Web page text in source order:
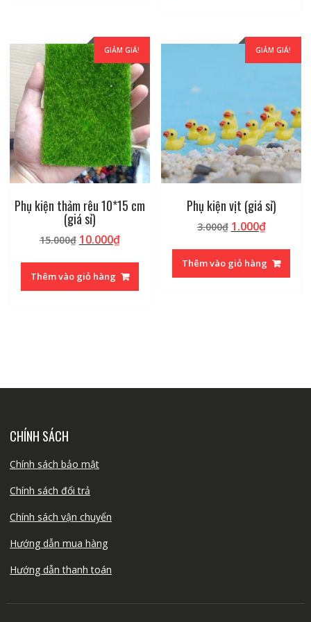
GIẢM GIÁ!
Phụ kiện thảm rêu 10*15 cm
(giá sỉ)
15.000₫ Giá
là:
15.000₫.
10.000₫Giá
tại
là:
Thêm vào giỏ hàng
GIẢM GIÁ!
Phụ kiện vịt (giá sỉ)
3.000₫ Giá
là:
3.000₫.
1.000₫Giá
tại
là:
Thêm vào giỏ hàng
CHÍNH SÁCH
Chính sách bảo mật
Chính sách đổi trả
Chính sách vận chuyển
Hướng dẫn mua hàng
Hướng dẫn thanh toán